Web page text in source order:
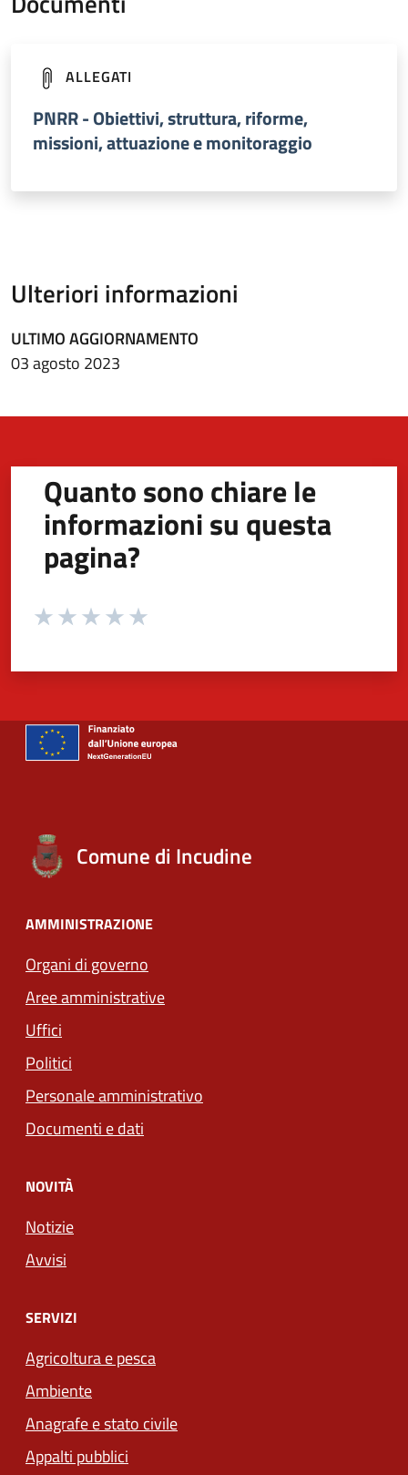
ALLEGATI
PNRR - Obiettivi, struttura, riforme,
missioni, attuazione e monitoraggio
(apre in un'altra scheda).
Ulteriori informazioni
ULTIMO AGGIORNAMENTO
03 agosto 2023
Quanto sono chiare le
informazioni su questa
pagina?
Valuta da 1 a 5 stelle la pagina
Comune di Incudine
AMMINISTRAZIONE
Organi di governo
Aree amministrative
Uffici
Politici
Personale amministrativo
Documenti e dati
NOVITÀ
Notizie
Avvisi
SERVIZI
Agricoltura e pesca
Ambiente
Anagrafe e stato civile
Appalti pubblici